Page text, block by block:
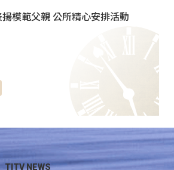
模範父親 公所精心安排活動
TITV NEWS